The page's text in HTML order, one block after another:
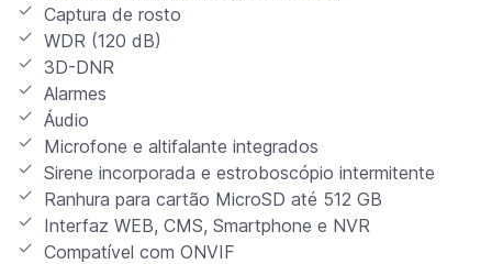
Captura de rosto
WDR (120 dB)
3D-DNR
Alarmes
Áudio
Microfone e altifalante integrados
Sirene incorporada e estroboscópio intermitente
Ranhura para cartão MicroSD até 512 GB
Interfaz WEB, CMS, Smartphone e NVR
Compatível com ONVIF